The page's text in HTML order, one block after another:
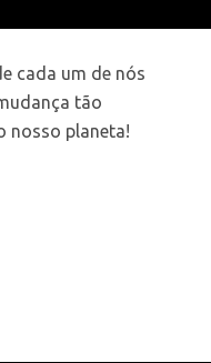
cada um de nós
tão
nosso planeta!